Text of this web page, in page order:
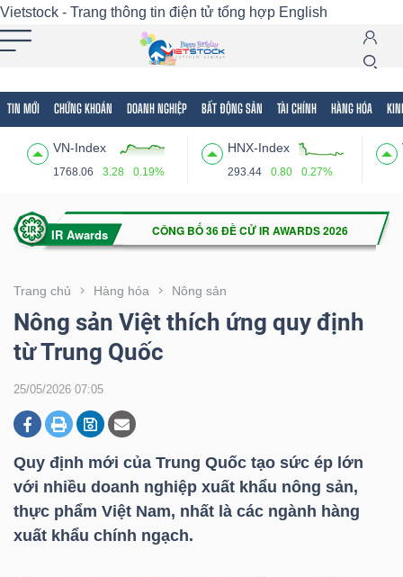
Vietstock - Trang thông tin điện tử tổng hợp English
TIN MỚI CHỨNG KHOÁN DOANH NGHIỆP BẤT ĐỘNG SẢN TÀI CHÍNH HÀNG HÓA
VN-Index
1768.06 3.28 0.19%
HNX-Index
293.44 0.80 0.27%
Trang chủ Hàng hóa Nông sản
Nông sản Việt thích ứng quy định
từ Trung Quốc
25/05/2026 07:05
Quy định mới của Trung Quốc tạo sức ép lớn
với nhiều doanh nghiệp xuất khẩu nông sản,
thực phẩm Việt Nam, nhất là các ngành hàng
xuất khẩu chính ngạch.
Tất cả Tính năng Ngành Mã chứng khoán
Tính
(-)
VIETSTOCK
CHỨNG
DOANH
NGHIỆP